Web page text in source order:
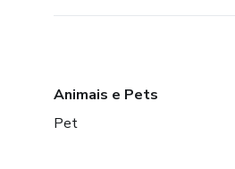
Animais e Pets
Pet